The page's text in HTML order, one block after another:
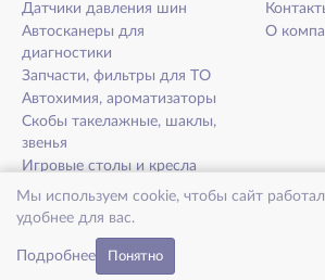
Мы используем cookie, чтобы сайт
удобнее для вас.
Подробнее Понятно
Датчики давления шин
Автосканеры для
диагностики
Запчасти, фильтры для ТО
Автохимия, ароматизаторы
Скобы такелажные, шаклы,
звенья
Игровые столы и кресла
Товары для здоровья и
долголетия
О